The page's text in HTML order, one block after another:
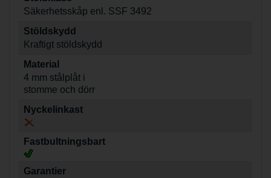
Säkerhetsskåp enl. SSF 3492
Stöldskydd
Kraftigt stöldskydd
Material
4 mm stålplåt i
stomme och dörr
Nyckelinkast
Fastbultningsbart
Garantier